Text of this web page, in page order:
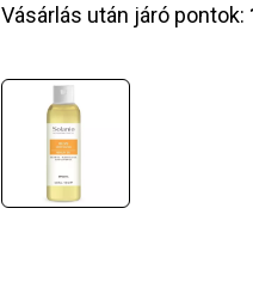
Vásárlás után járó pontok: